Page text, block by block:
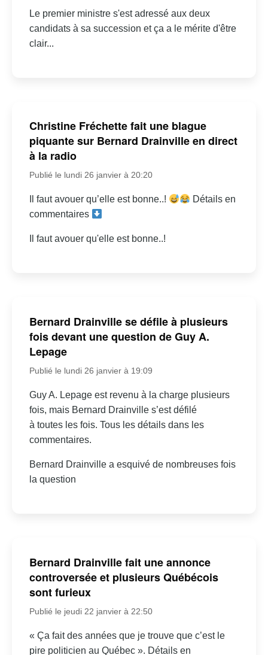
Le premier ministre s'est adressé aux deux
candidats à sa succession et ça a le mérite d'être
clair...
Christine Fréchette fait une blague
piquante sur Bernard Drainville en direct
à la radio
Publié le lundi 26 janvier à 20:20
Il faut avouer qu’elle est bonne..!
Détails en
commentaires
Il faut avouer qu'elle est bonne..!
Bernard Drainville se défile à plusieurs
fois devant une question de Guy A.
Lepage
Publié le lundi 26 janvier à 19:09
Guy A. Lepage est revenu à la charge plusieurs
fois, mais Bernard Drainville s’est défilé
à toutes les fois. Tous les détails dans les
commentaires.
Bernard Drainville a esquivé de nombreuses fois
la question
Bernard Drainville fait une annonce
controversée et plusieurs Québécois
sont furieux
Publié le jeudi 22 janvier à 22:50
« Ça fait des années que je trouve que c’est le
pire politicien au Québec ». Détails en